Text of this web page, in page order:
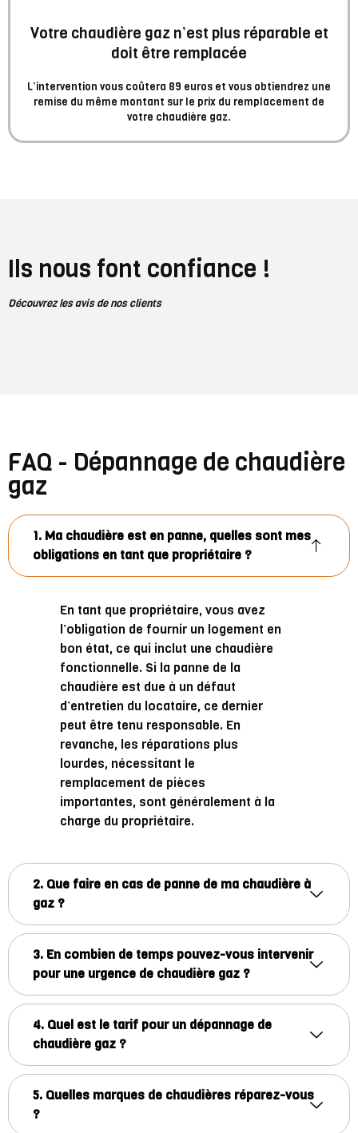
Votre chaudière gaz n’est plus réparable et
doit être remplacée
L’intervention vous coûtera 89 euros et vous obtiendrez une
remise du même montant sur le prix du remplacement de
votre chaudière gaz.
Ils nous font confiance !
Découvrez les avis de nos clients
FAQ - Dépannage de chaudière
gaz
1. Ma chaudière est en panne, quelles sont mes
obligations en tant que propriétaire ?
En tant que propriétaire, vous avez
l’obligation de fournir un logement en
bon état, ce qui inclut une chaudière
fonctionnelle. Si la panne de la
chaudière est due à un défaut
d’entretien du locataire, ce dernier
peut être tenu responsable. En
revanche, les réparations plus
lourdes, nécessitant le
remplacement de pièces
importantes, sont généralement à la
charge du propriétaire.
2. Que faire en cas de panne de ma chaudière à
gaz ?
3. En combien de temps pouvez-vous intervenir
pour une urgence de chaudière gaz ?
4. Quel est le tarif pour un dépannage de
chaudière gaz ?
5. Quelles marques de chaudières réparez-vous
?